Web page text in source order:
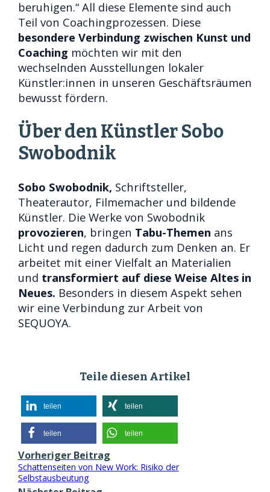
beruhigen.“ All diese Elemente sind auch
Teil von Coachingprozessen. Diese
besondere Verbindung zwischen Kunst und
Coaching möchten wir mit den
wechselnden Ausstellungen lokaler
Künstler:innen in unseren Geschäftsräumen
bewusst fördern.
Über den Künstler Sobo
Swobodnik
Sobo Swobodnik, Schriftsteller,
Theaterautor, Filmemacher und bildende
Künstler. Die Werke von Swobodnik
provozieren, bringen Tabu-Themen ans
Licht und regen dadurch zum Denken an. Er
arbeitet mit einer Vielfalt an Materialien
und transformiert auf diese Weise Altes in
Neues. Besonders in diesem Aspekt sehen
wir eine Verbindung zur Arbeit von
SEQUOYA.
Teile diesen Artikel
teilen teilen
teilen teilen
Vorheriger Beitrag
Schattenseiten von New Work: Risiko der
Selbstausbeutung